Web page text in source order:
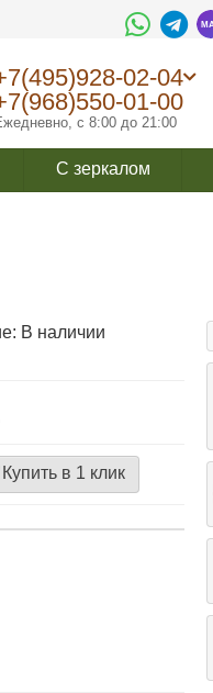
02-04
01-00
с 8:00 до 21:00
С зеркалом
В наличии
Купить в 1 клик